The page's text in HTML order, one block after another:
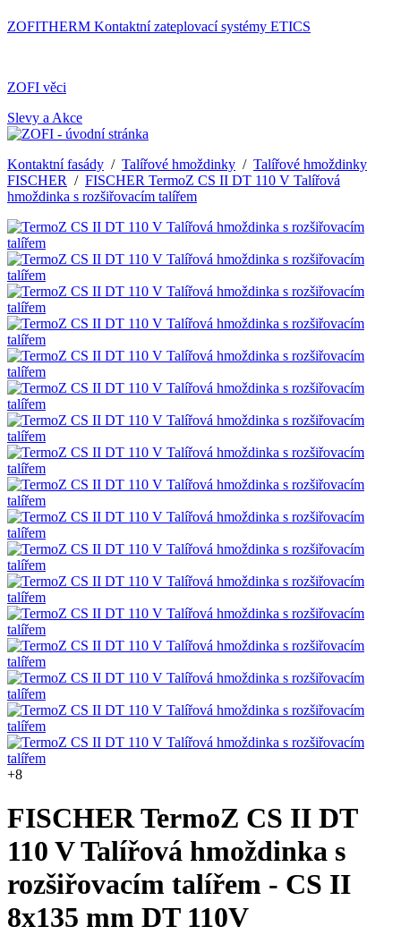
ZOFITHERM Kontaktní zateplovací systémy ETICS
ZOFI věci
Slevy a Akce
Kontaktní fasády / Talířové hmoždinky / Talířové hmoždinky
FISCHER / FISCHER TermoZ CS II DT 110 V Talířová
hmoždinka s rozšiřovacím talířem
+8
FISCHER TermoZ CS II DT
110 V Talířová hmoždinka s
rozšiřovacím talířem - CS II
8x135 mm DT 110V